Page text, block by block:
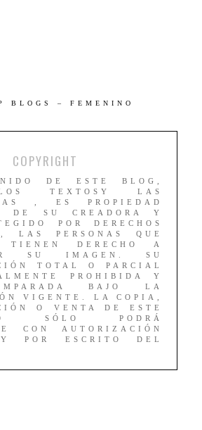
COPYRIGHT
DE ESTE BLOG,
TEXTOSY LAS
, ES PROPIEDAD
DE SU CREADORA Y
POR DERECHOS
LAS PERSONAS QUE
TIENEN DERECHO A
SU IMAGEN. SU
TOTAL O PARCIAL
PROHIBIDA Y
BAJO LA
VIGENTE. LA COPIA,
O VENTA DE ESTE
SÓLO PODRÁ
CON AUTORIZACIÓN
Y POR ESCRITO DEL